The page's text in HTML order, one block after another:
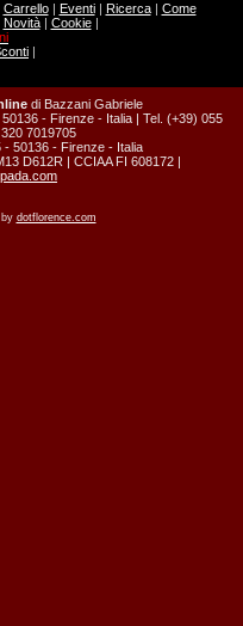
Carrello| Eventi| Ricerca| Come
Novità| Cookie|
|
di Bazzani Gabriele
- Firenze - Italia | Tel. (+39) 055
7019705
- 50136 - Firenze - Italia
D612R | CCIAA FI 608172 |
dotflorence.com